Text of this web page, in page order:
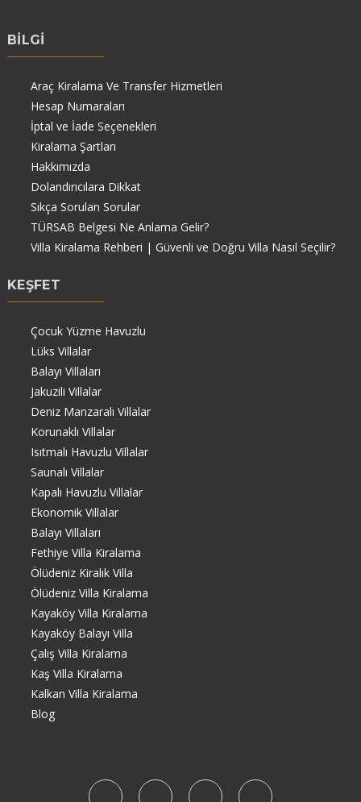
BİLGİ
Araç Kiralama Ve Transfer Hizmetleri
Hesap Numaraları
İptal ve İade Seçenekleri
Kiralama Şartları
Hakkımızda
Dolandırıcılara Dikkat
Sıkça Sorulan Sorular
TÜRSAB Belgesi Ne Anlama Gelir?
Villa Kiralama Rehberi | Güvenli ve Doğru Villa Nasıl Seçilir?
KEŞFET
Çocuk Yüzme Havuzlu
Lüks Villalar
Balayı Villaları
Jakuzili Villalar
Deniz Manzaralı Villalar
Korunaklı Villalar
Isıtmalı Havuzlu Villalar
Saunalı Villalar
Kapalı Havuzlu Villalar
Ekonomik Villalar
Balayı Villaları
Fethiye Villa Kiralama
Ölüdeniz Kiralık Villa
Ölüdeniz Villa Kiralama
Kayaköy Villa Kiralama
Kayaköy Balayı Villa
Çalış Villa Kiralama
Kaş Villa Kiralama
Kalkan Villa Kiralama
Blog